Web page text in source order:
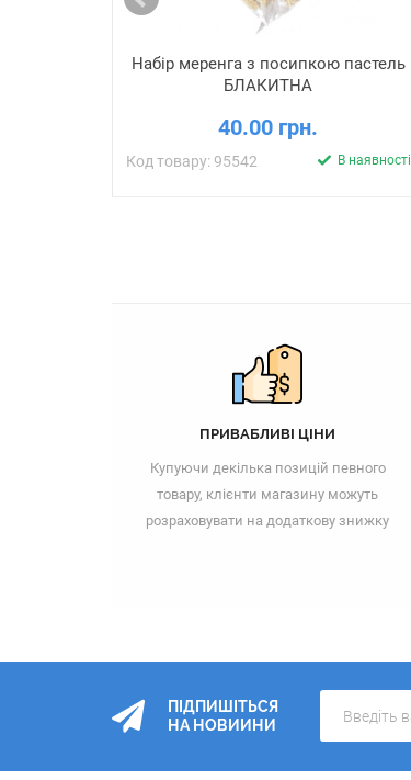
Набір меренга з посипкою пастель
БЛАКИТНА
40.00 грн.
Код товару: 95542 В наявності
ПРИВАБЛИВІ ЦІНИ
Купуючи декілька позицій певного
товару, клієнти магазину можуть
розраховувати на додаткову знижку
ПІДПИШІТЬСЯ
НА НОВИИНИ